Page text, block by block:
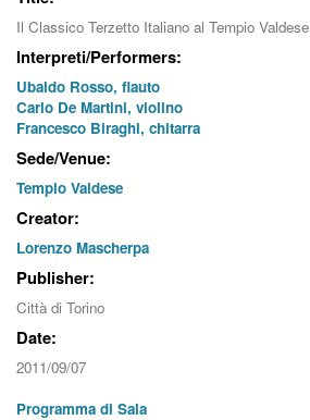
Il Classico Terzetto Italiano al Tempio Valdese
Interpreti/Performers:
Ubaldo Rosso, flauto
Carlo De Martini, violino
Francesco Biraghi, chitarra
Sede/Venue:
Tempio Valdese
Creator:
Lorenzo Mascherpa
Publisher:
Città di Torino
Date:
2011/09/07
Programma di Sala